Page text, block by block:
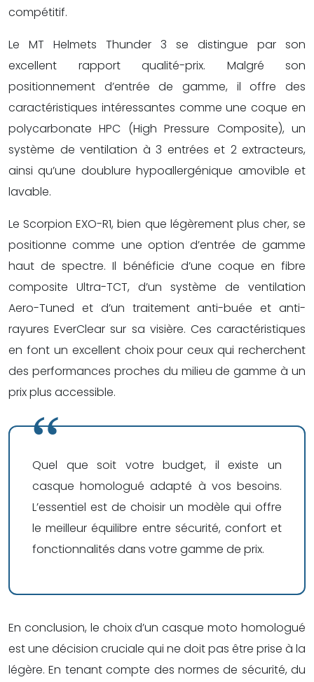
compétitif.
Le MT Helmets Thunder 3 se distingue par son
excellent rapport qualité-prix. Malgré son
positionnement d’entrée de gamme, il offre des
caractéristiques intéressantes comme une coque en
polycarbonate HPC (High Pressure Composite), un
système de ventilation à 3 entrées et 2 extracteurs,
ainsi qu’une doublure hypoallergénique amovible et
lavable.
Le Scorpion EXO-R1, bien que légèrement plus cher, se
positionne comme une option d’entrée de gamme
haut de spectre. Il bénéficie d’une coque en fibre
composite Ultra-TCT, d’un système de ventilation
Aero-Tuned et d’un traitement anti-buée et anti-
rayures EverClear sur sa visière. Ces caractéristiques
en font un excellent choix pour ceux qui recherchent
des performances proches du milieu de gamme à un
prix plus accessible.
Quel que soit votre budget, il existe un
casque homologué adapté à vos besoins.
L’essentiel est de choisir un modèle qui offre
le meilleur équilibre entre sécurité, confort et
fonctionnalités dans votre gamme de prix.
En conclusion, le choix d’un casque moto homologué
est une décision cruciale qui ne doit pas être prise à la
légère. En tenant compte des normes de sécurité, du